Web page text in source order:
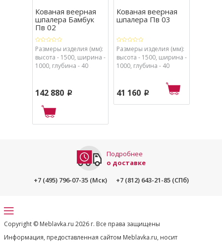
Кованая веерная
шпалера Бамбук
Пв 02
Размеры изделия (мм):
высота - 1500, ширина -
1000, глубина - 40
142 880 p
Кованая веерная
шпалера Пв 03
Размеры изделия (мм):
высота - 1500, ширина -
1000, глубина - 40
41 160 p
Подробнее
о доставке
+7 (495) 796-07-35 (Мск)
+7 (812) 643-21-85 (СПб)
Copyright © Meblavka.ru 2026 г. Все права защищены
Информация, предоставленная сайтом Meblavka.ru, носит